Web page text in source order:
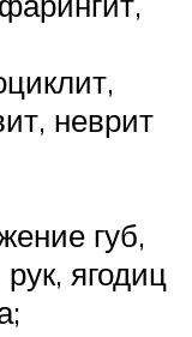
неврит
губ,
ягодиц